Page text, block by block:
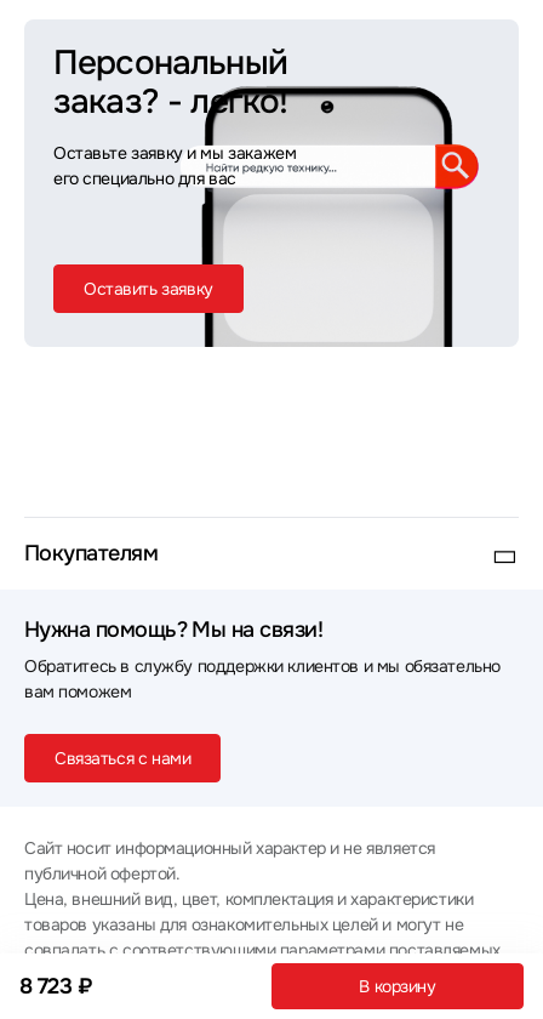
8 723 ₽ В корзину
Персональный
заказ? - легко!
Оставьте заявку и мы закажем
его специально для вас
Оставить заявку
Покупателям
Нужна помощь? Мы на связи!
Обратитесь в службу поддержки клиентов и мы обязательно
вам поможем
Связаться с нами
Сайт носит информационный характер и не является
публичной офертой.
Цена, внешний вид, цвет, комплектация и характеристики
товаров указаны для ознакомительных целей и могут не
совпадать с соответствующими параметрами поставляемых
товаров - уточняйте информацию у менеджера при
оформлении заказа.